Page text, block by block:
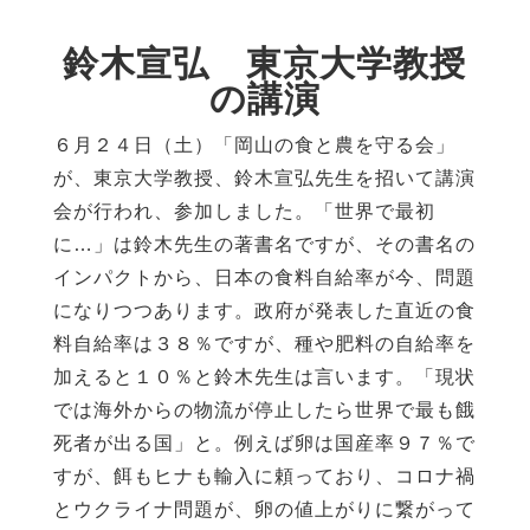
鈴木宣弘
東京大学教授
の講演
６月２４日（土）「岡山の食と農を守る会」
が、東京大学教授、鈴木宣弘先生を招いて講演
会が行われ、参加しました。「世界で最初
に…」は鈴木先生の著書名ですが、その書名の
インパクトから、日本の食料自給率が今、問題
になりつつあります。政府が発表した直近の食
料自給率は３８％ですが、種や肥料の自給率を
加えると１０％と鈴木先生は言います。「現状
では海外からの物流が停止したら世界で最も餓
死者が出る国」と。例えば卵は国産率９７％で
すが、餌もヒナも輸入に頼っており、コロナ禍
とウクライナ問題が、卵の値上がりに繋がって